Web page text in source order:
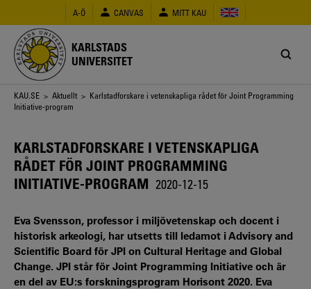
huvudinnehåll
A-Ö CANVAS MITT KAU
KARLSTADS
UNIVERSITET
Länkstig
KAU.SE > Aktuellt > Karlstadforskare i vetenskapliga rådet för Joint Programming
Initiative-program
KARLSTADFORSKARE I VETENSKAPLIGA
RÅDET FÖR JOINT PROGRAMMING
INITIATIVE-PROGRAM 2020-12-15
Eva Svensson, professor i miljövetenskap och docent i
historisk arkeologi, har utsetts till ledamot i Advisory and
Scientific Board för JPI on Cultural Heritage and Global
Change. JPI står för Joint Programming Initiative och är
en del av EU:s forskningsprogram Horisont 2020. Eva